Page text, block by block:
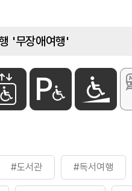
'무장애여행'
#도서관 #독서여행